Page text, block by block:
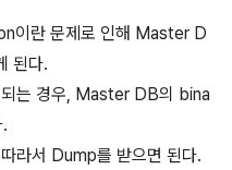
이란 문제로 인해 Master D
된다.
되는 경우, Master DB의 bina
라서 Dump를 받으면 된다.